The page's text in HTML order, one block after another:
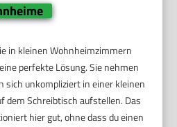
in kleinen Wohnheimzimmern
perfekte Lösung. Sie nehmen
sich unkompliziert in einer kleinen
dem Schreibtisch aufstellen. Das
hier gut, ohne dass du einen